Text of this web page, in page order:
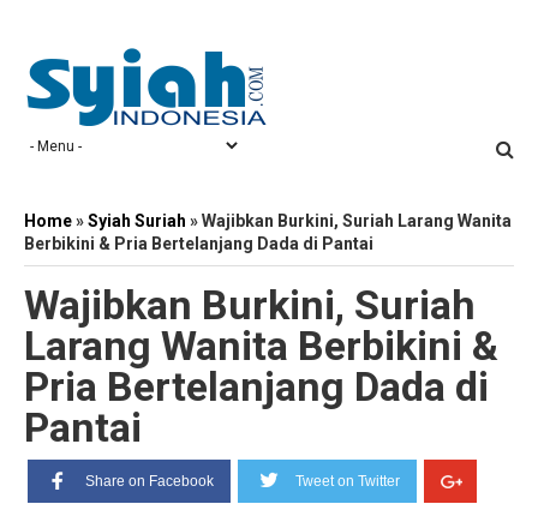
Home»Syiah Suriah »Wajibkan Burkini, Suriah Larang Wanita
Berbikini & Pria Bertelanjang Dada di Pantai
Wajibkan Burkini, Suriah
Larang Wanita Berbikini &
Pria Bertelanjang Dada di
Pantai
Share on Facebook Tweet on Twitter